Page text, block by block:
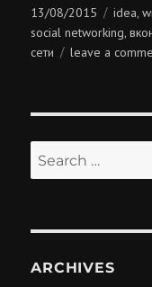
Posted
on
13/08/2015 idea,
social networking,
сети
leave a
Search
for:
ARCHIVES